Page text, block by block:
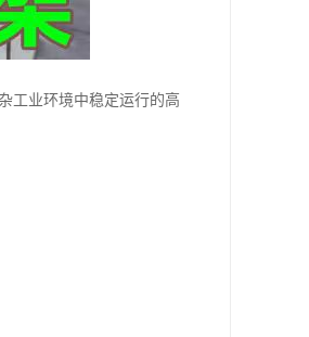
工业环境中稳定运行的高